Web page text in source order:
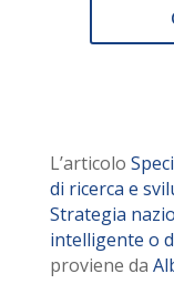
L’articolo
di ricerca e
Strategia
intelligente o
proviene da